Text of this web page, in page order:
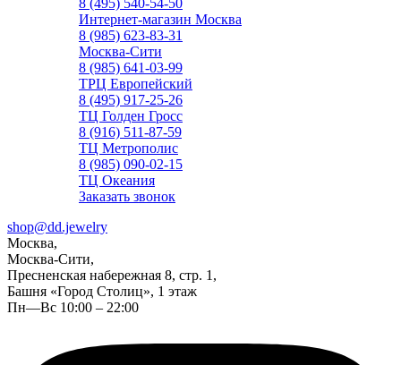
8 (495) 540-54-50
Интернет-магазин Москва
8 (985) 623-83-31
Москва-Сити
8 (985) 641-03-99
ТРЦ Европейский
8 (495) 917-25-26
ТЦ Голден Гросс
8 (916) 511-87-59
ТЦ Метрополис
8 (985) 090-02-15
ТЦ Океания
Заказать звонок
shop@dd.jewelry
Москва,
Москва-Сити,
Пресненская набережная 8, стр. 1,
Башня «Город Столиц», 1 этаж
Пн—Вс 10:00 – 22:00